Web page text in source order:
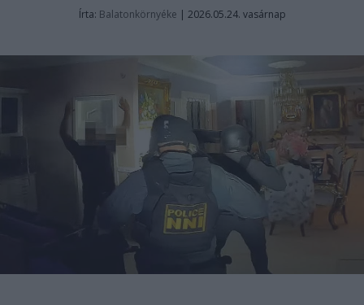
Írta: Balatonkörnyéke | 2026.05.24. vasárnap